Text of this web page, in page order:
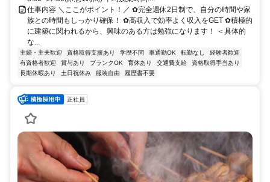
仕事内容 ＼ここがポイント！／ ✿完全週休2日制で、自分の時間や家
族との時間もしっかり確保！ ✿高収入で効率よく収入をGET ✿積極的
に建築に関われるから、興味のある方は勉強になります！ ＜具体的
な...
主婦・主夫歓迎 資格取得支援あり 学歴不問 車通勤OK 転勤なし
経験者歓迎
有資格者歓迎
賞与あり ブランクOK 育休あり 交通費支給
資格取得手当あり
長期休暇あり
土日祝休み 服装自由 履歴書不要
正社員